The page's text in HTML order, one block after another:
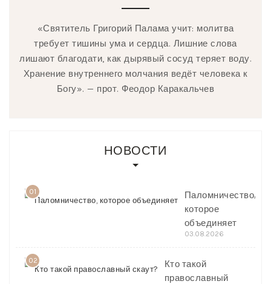
«Святитель Григорий Палама учит: молитва
требует тишины ума и сердца. Лишние слова
лишают благодати, как дырявый сосуд теряет воду.
Хранение внутреннего молчания ведёт человека к
Богу». — прот. Феодор Каракальчев
НОВОСТИ
01
Паломничество,
которое
объединяет
03.08.2026
02
Кто такой
православный